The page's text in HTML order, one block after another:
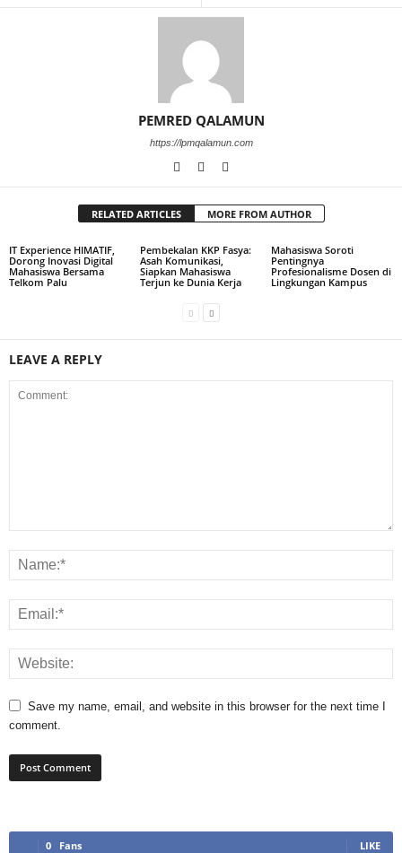
PEMRED QALAMUN
https://lpmqalamun.com
RELATED ARTICLES MORE FROM AUTHOR
IT Experience HIMATIF,
Dorong Inovasi Digital
Mahasiswa Bersama
Telkom Palu
Pembekalan KKP Fasya:
Asah Komunikasi,
Siapkan Mahasiswa
Terjun ke Dunia Kerja
Mahasiswa Soroti
Pentingnya
Profesionalisme Dosen di
Lingkungan Kampus
LEAVE A REPLY
Save my name, email, and website in this browser for the next time I
comment.
0 Fans LIKE